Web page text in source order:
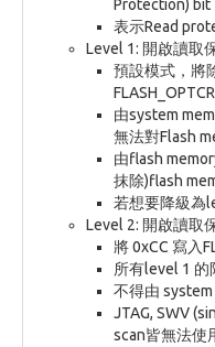
Protection) bit
表示Read
Level 1: 開啟讀取
預設模式，將
由system
無法對Flash
由flash
抹除)flash
若想要降級為
Level 2: 開啟讀取
將 0xCC 寫入
所有level 1 的
不得由 system
JTAG, SWV
scan皆無法使